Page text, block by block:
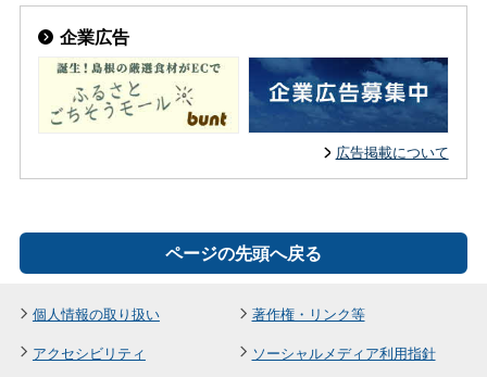
企業広告
広告掲載について
ページの先頭へ戻る
個人情報の取り扱い
著作権・リンク等
アクセシビリティ
ソーシャルメディア利用指針